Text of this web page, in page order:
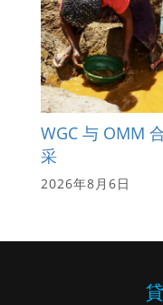
WGC 与 OMM
采
2026年8月6日